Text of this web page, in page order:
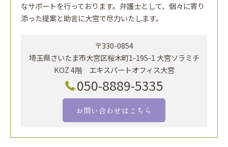
なサポートを行っております。弁護士として、個々に寄り
添った提案と助言に大宮で尽力いたします。
〒330-0854
埼玉県さいたま市大宮区桜木町1-195-1 大宮ソラミチ
KOZ 4階 エキスパートオフィス大宮
050-8889-5335
お問い合わせはこちら